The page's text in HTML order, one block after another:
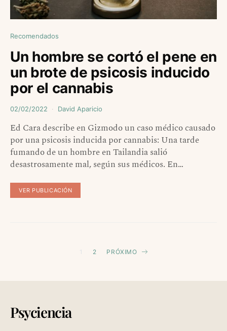
Recomendados
Un hombre se cortó el pene en
un brote de psicosis inducido
por el cannabis
02/02/2022 David Aparicio
Ed Cara describe en Gizmodo un caso médico causado
por una psicosis inducida por cannabis: Una tarde
fumando de un hombre en Tailandia salió
desastrosamente mal, según sus médicos. En…
VER PUBLICACIÓN
Paginación
1 2 PRÓXIMO
Psyciencia